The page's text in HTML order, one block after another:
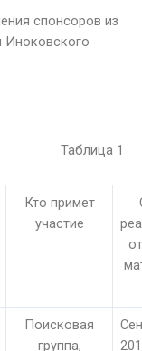
спонсоров из
Иноковского
Таблица 1
Кто примет
участие
Поисковая
группа,